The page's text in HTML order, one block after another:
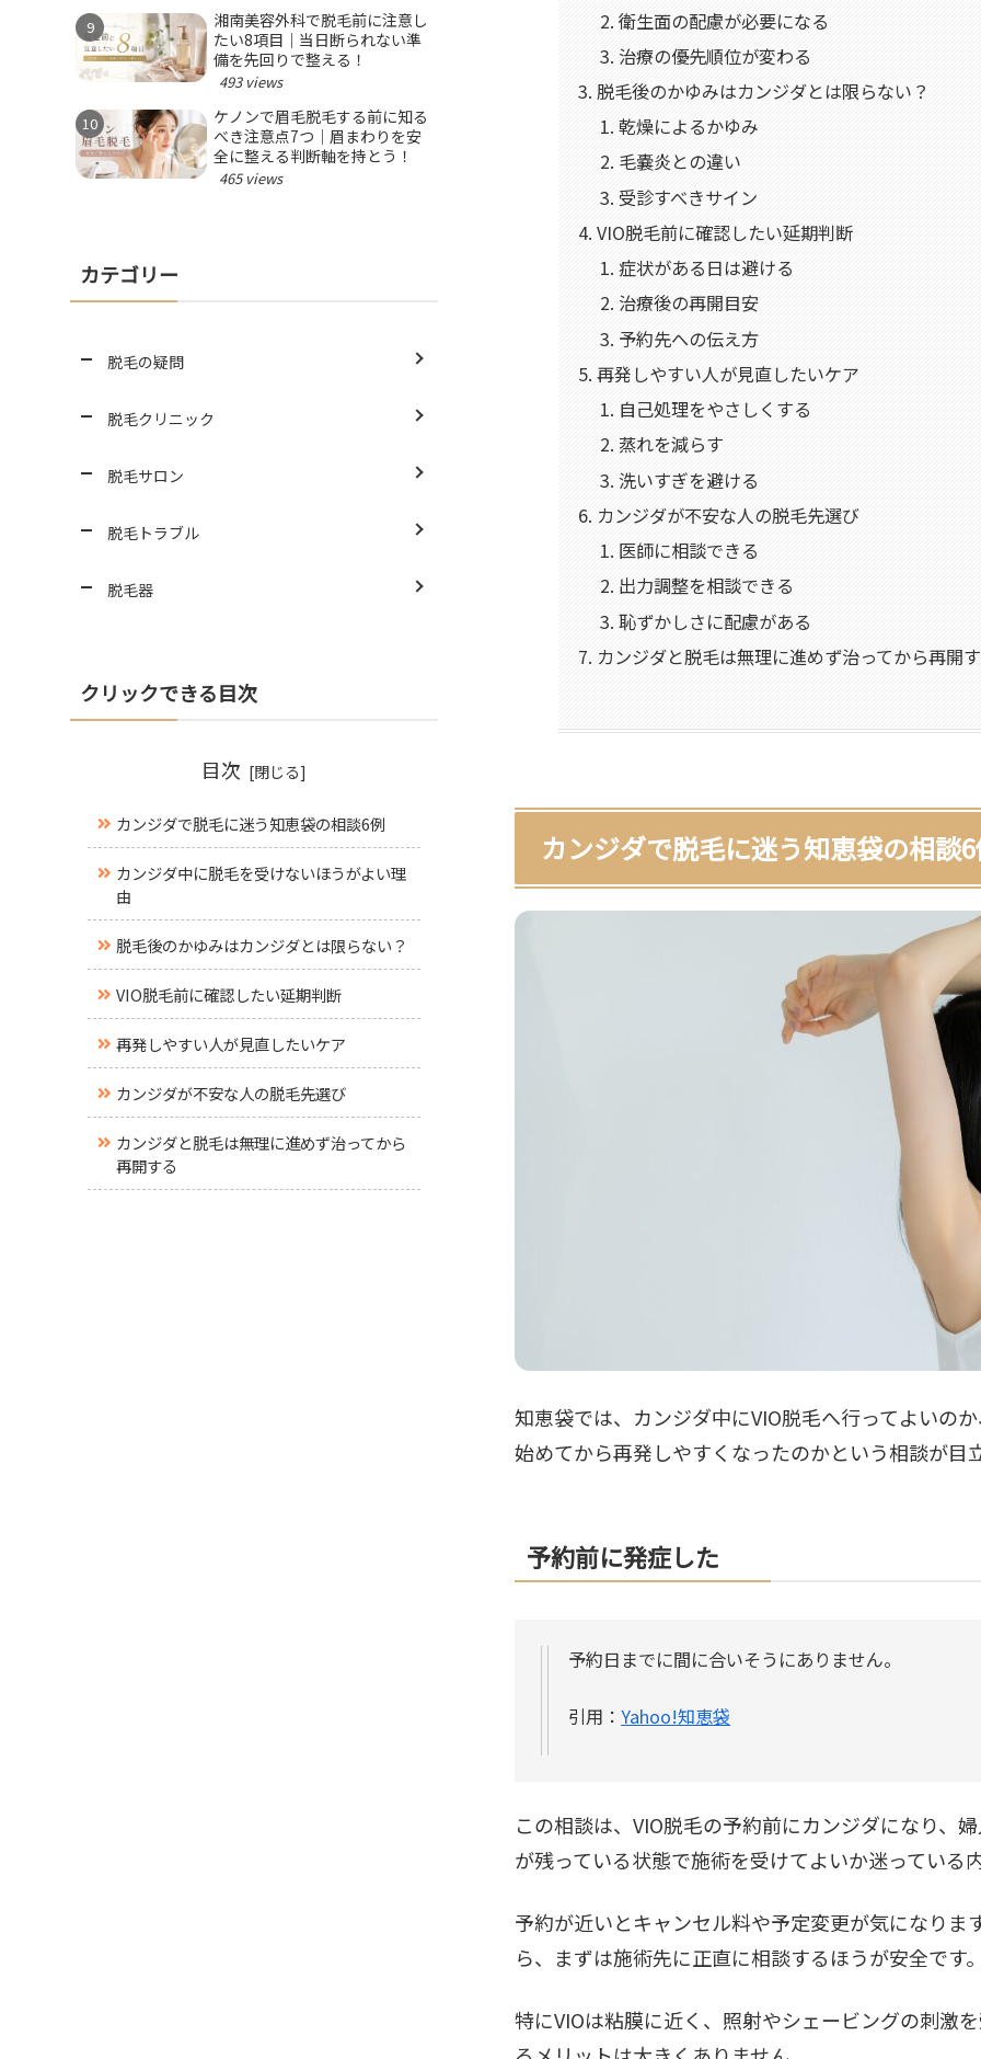
衛生面の配慮が必要になる
治療の優先順位が変わる
脱毛後のかゆみはカンジダとは限らない？
乾燥によるかゆみ
毛嚢炎との違い
受診すべきサイン
VIO脱毛前に確認したい延期判断
症状がある日は避ける
治療後の再開目安
予約先への伝え方
再発しやすい人が見直したいケア
自己処理をやさしくする
蒸れを減らす
洗いすぎを避ける
カンジダが不安な人の脱毛先選び
医師に相談できる
出力調整を相談できる
恥ずかしさに配慮がある
カンジダと脱毛は無理に進めず治ってから再開
カンジダで脱毛に迷う知恵袋の相談
知恵袋では、カンジダ中にVIO脱毛へ行ってよいの
始めてから再発しやすくなったのかという相談が目
予約前に発症した
予約日までに間に合いそうにありません。
引用：Yahoo!知恵袋
この相談は、VIO脱毛の予約前にカンジダになり、
が残っている状態で施術を受けてよいか迷っている
予約が近いとキャンセル料や予定変更が気になり
ら、まずは施術先に正直に相談するほうが安全です
特にVIOは粘膜に近く、照射やシェービングの刺激
湘南美容外科で脱毛前に注意し
たい8項目｜当日断られない準
備を先回りで整える！
493 views
ケノンで眉毛脱毛する前に知る
べき注意点7つ｜眉まわりを安
全に整える判断軸を持とう！
465 views
カテゴリー
脱毛の疑問
脱毛クリニック
脱毛サロン
脱毛トラブル
脱毛器
クリックできる目次
目次
カンジダで脱毛に迷う知恵袋の相談6例
カンジダ中に脱毛を受けないほうがよい理
由
脱毛後のかゆみはカンジダとは限らない？
VIO脱毛前に確認したい延期判断
再発しやすい人が見直したいケア
カンジダが不安な人の脱毛先選び
カンジダと脱毛は無理に進めず治ってから
再開する